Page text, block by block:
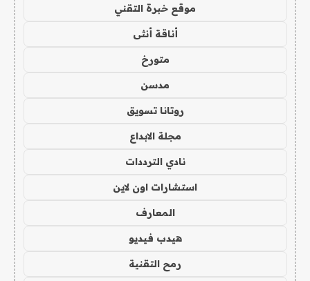
موقع خبرة التقني
أناقة أنثى
متورخ
مدسن
روتانا تسويق
مجلة الابداع
نادي الترددات
استشارات اون لاين
المعارف
هيدب فيديو
رمح التقنية